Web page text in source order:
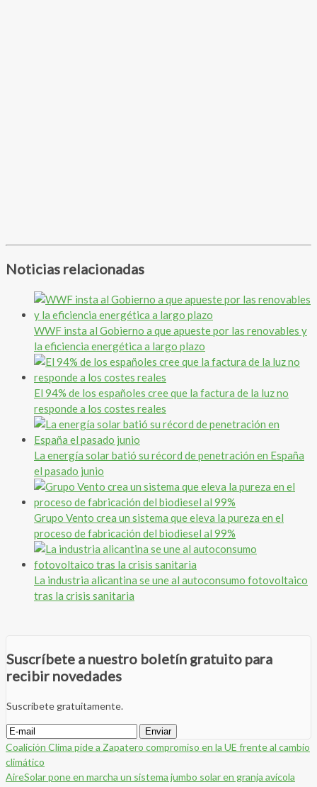
Noticias relacionadas
WWF insta al Gobierno a que apueste por las renovables y
la eficiencia energética a largo plazo
El 94% de los españoles cree que la factura de la luz no
responde a los costes reales
La energía solar batió su récord de penetración en España
el pasado junio
Grupo Vento crea un sistema que eleva la pureza en el
proceso de fabricación del biodiesel al 99%
La industria alicantina se une al autoconsumo fotovoltaico
tras la crisis sanitaria
Suscríbete a nuestro boletín gratuito para
recibir novedades
Suscríbete gratuitamente.
Coalición Clima pide a Zapatero compromiso en la UE frente al cambio
climático
AireSolar pone en marcha un sistema jumbo solar en granja avícola